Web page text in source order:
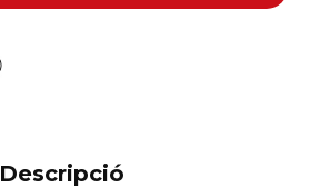
Descripció